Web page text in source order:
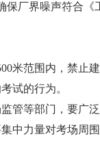
保厂界噪声符合《
米范围内，禁止
试的行为。
管等部门，要广
中力量对考场周